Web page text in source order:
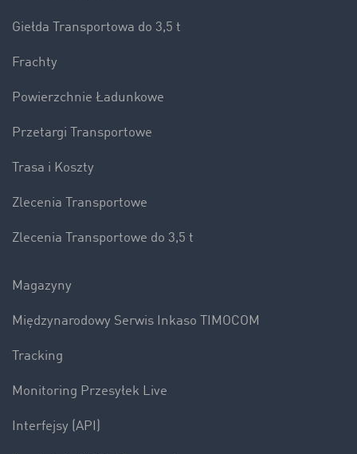
Giełda Transportowa do 3,5 t
Frachty
Powierzchnie Ładunkowe
Przetargi Transportowe
Trasa i Koszty
Zlecenia Transportowe
Zlecenia Transportowe do 3,5 t
Magazyny
Międzynarodowy Serwis Inkaso TIMOCOM
Tracking
Monitoring Przesyłek Live
Interfejsy (API)